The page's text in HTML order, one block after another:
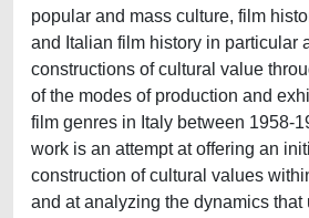
popular and mass culture, film
and Italian film history in particular
constructions of cultural value
of the modes of production and
film genres in Italy between 1958-
work is an attempt at offering an
construction of cultural values
and at analyzing the dynamics that